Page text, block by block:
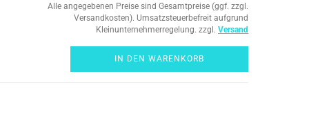
Alle angegebenen Preise sind Gesamtpreise (ggf. zzgl.
Versandkosten). Umsatzsteuerbefreit aufgrund
Kleinunternehmerregelung. zzgl. Versand
IN DEN WARENKORB